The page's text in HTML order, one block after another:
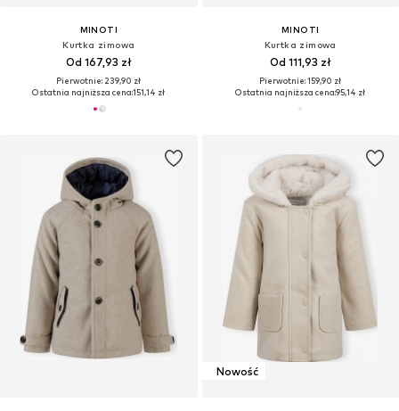
MINOTI
Kurtka zimowa
Od 167,93 zł
Pierwotnie: 239,90 zł
Ostatnia najniższa cena:151,14 zł
MINOTI
Kurtka zimowa
Od 111,93 zł
Pierwotnie: 159,90 zł
Ostatnia najniższa cena:95,14 zł
Nowość